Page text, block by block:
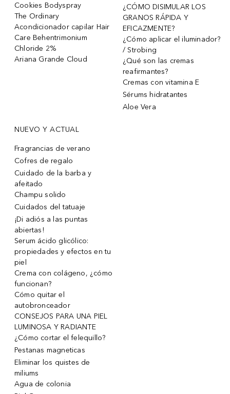
Cookies Bodyspray
The Ordinary
Acondicionador capilar Hair
Care Behentrimonium
Chloride 2%
Ariana Grande Cloud
¿CÓMO DISIMULAR LOS
GRANOS RÁPIDA Y
EFICAZMENTE?
¿Cómo aplicar el iluminador?
/ Strobing
¿Qué son las cremas
reafirmantes?
Cremas con vitamina E
Sérums hidratantes
Aloe Vera
NUEVO Y ACTUAL
Fragrancias de verano
Cofres de regalo
Cuidado de la barba y
afeitado
Champu solido
Cuidados del tatuaje
¡Di adiós a las puntas
abiertas!
Serum ácido glicólico:
propiedades y efectos en tu
piel
Crema con colágeno, ¿cómo
funcionan?
Cómo quitar el
autobronceador
CONSEJOS PARA UNA PIEL
LUMINOSA Y RADIANTE
¿Cómo cortar el felequillo?
Pestanas magneticas
Eliminar los quistes de
miliums
Agua de colonia